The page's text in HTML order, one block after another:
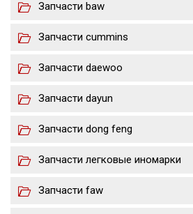
Запчасти baw
Запчасти cummins
Запчасти daewoo
Запчасти dayun
Запчасти dong feng
Запчасти легковые иномарки
Запчасти faw